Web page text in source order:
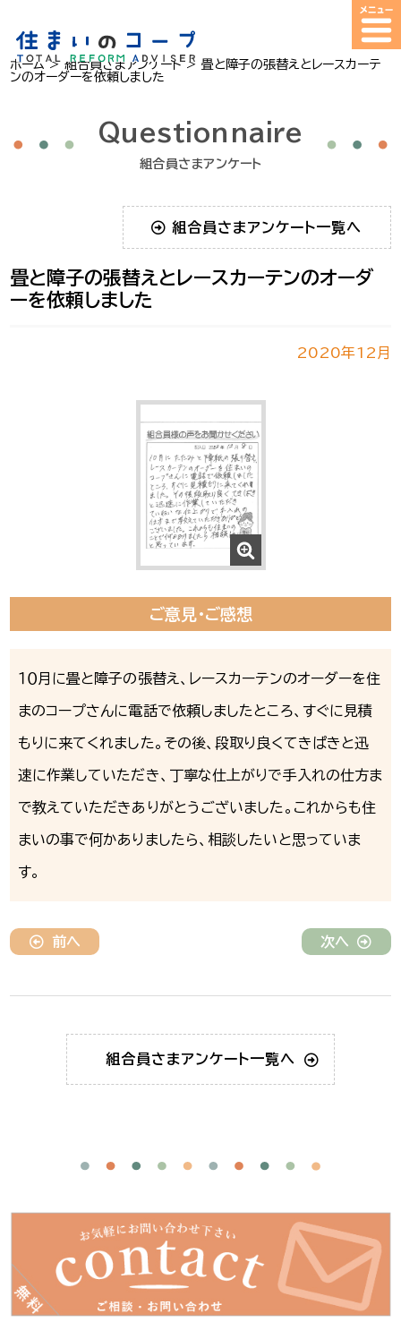
ホーム>組合員さまアンケート>畳と障子の張替えとレースカーテ
ンのオーダーを依頼しました
Questionnaire
組合員さまアンケート
組合員さまアンケート一覧へ
畳と障子の張替えとレースカーテンのオーダ
ーを依頼しました
2020年12月
ご意見・ご感想
１０月に畳と障子の張替え、レースカーテンのオーダーを住
まのコープさんに電話で依頼しましたところ、すぐに見積
もりに来てくれました。その後、段取り良くてきぱきと迅
速に作業していただき、丁寧な仕上がりで手入れの仕方ま
で教えていただきありがとうございました。これからも住
まいの事で何かありましたら、相談したいと思っていま
す。
前へ 次へ
組合員さまアンケート一覧へ